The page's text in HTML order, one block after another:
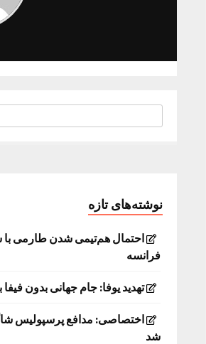
نوشته‌های تازه
احتمال هم‌تیمی شدن طارمی با
فرانسه
تهدید یوفا: جام جهانی بدون
اختصاصی: مدافع پرسپولیس
شد